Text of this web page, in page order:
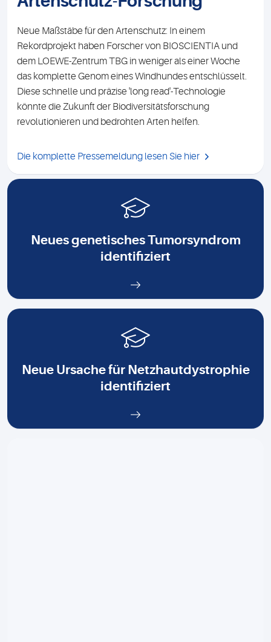
Neue Maßstäbe für den Artenschutz: In einem
Rekordprojekt haben Forscher von BIOSCIENTIA und
dem LOEWE-Zentrum TBG in weniger als einer Woche
das komplette Genom eines Windhundes entschlüsselt.
Diese schnelle und präzise 'long read'-Technologie
könnte die Zukunft der Biodiversitätsforschung
revolutionieren und bedrohten Arten helfen.
Die komplette Pressemeldung lesen Sie hier
Neues genetisches Tumorsyndrom
identifiziert
Neue Ursache für Netzhautdystrophie
identifiziert